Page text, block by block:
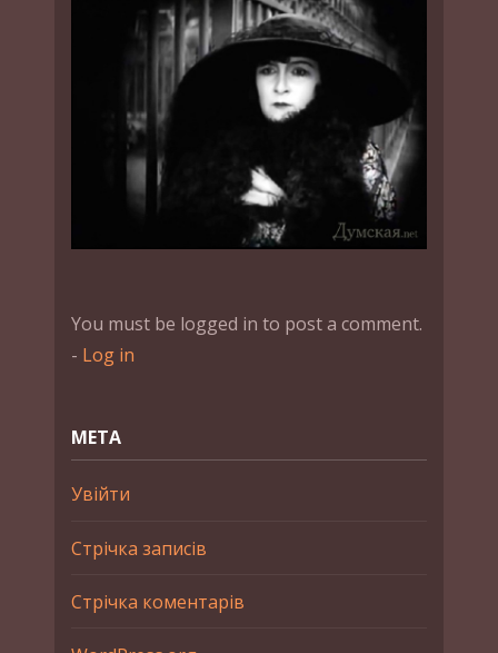
You must be logged in to post a comment.
- Log in
МЕТА
Увійти
Стрічка записів
Стрічка коментарів